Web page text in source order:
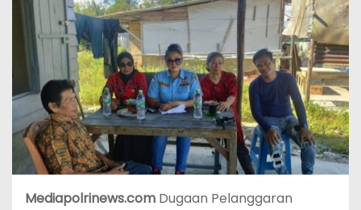
Mediapolrinews.com Dugaan Pelanggaran